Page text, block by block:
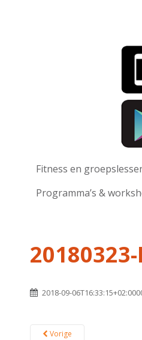
Fitness en
Programma’s &
2018-09-
Vorige